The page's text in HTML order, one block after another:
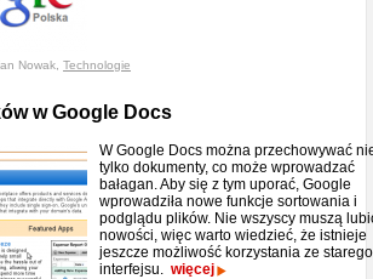
Nowak, Technologie
w Google Docs
W Google Docs można przechowywać
tylko dokumenty, co może wprowadzać
bałagan. Aby się z tym uporać, Google
wprowadziła nowe funkcje sortowania i
podglądu plików. Nie wszyscy muszą
nowości, więc warto wiedzieć, że istnieje
jeszcze możliwość korzystania ze starego
interfejsu. więcej